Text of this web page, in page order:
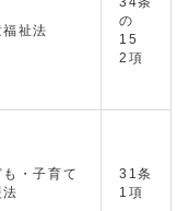
福祉法
の
15
2項
も・子育て
法
31条
1項